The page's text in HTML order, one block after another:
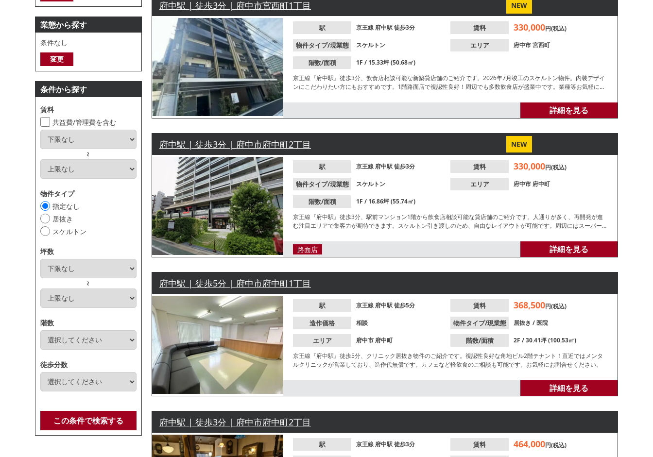
業態から探す
条件なし
変更
条件から探す
賃料
共益費/管理費を含む
～
物件タイプ
指定なし
居抜き
スケルトン
坪数
～
階数
徒歩分数
この条件で検索する
府中駅 | 徒歩3分 | 府中市宮西町1丁目 NEW
駅 京王線 府中駅徒歩3分 賃料 330,000円(税込)
物件タイプ/現業態 スケルトン エリア 府中市宮西町
階数/面積
1F / 15.33坪 (50.68㎡)
京王線『府中駅』徒歩3分、飲食店相談可能な新築貸店舗のご紹介です。2026年7月竣工のスケルトン物件。内装デザイ
ンにこだわりたい方にもおすすめです。1階路面店で視認性良好！周辺でも多数飲食店が盛業中です。業種等お気軽にお
詳細を見る
府中駅 | 徒歩3分 | 府中市府中町2丁目 NEW
駅 京王線 府中駅徒歩3分 賃料 330,000円(税込)
物件タイプ/現業態 スケルトン エリア 府中市 府中町
階数/面積
1F / 16.86坪 (55.74㎡)
京王線『府中駅』徒歩3分、駅前マンション1階から飲食店相談可能な貸店舗のご紹介です。人通りが多く、再開発が進
む注目エリアで集客力が期待できます。スケルトン引き渡しのため、自由なレイアウトが可能です。周辺にはスーパーや
路面店 詳細を見る
府中駅 | 徒歩5分 | 府中市府中町1丁目
駅 京王線 府中駅徒歩5分 賃料 368,500円(税込)
造作価格 相談 物件タイプ/現業態 居抜き /医院
エリア 府中市 府中町 階数/面積
2F / 30.41坪 (100.53㎡)
京王線『府中駅』徒歩5分、クリニック居抜き物件のご紹介です。視認性良好な角地ビル2階テナント！直近ではメンタ
ルクリニックが営業しており、造作代無償です。カフェなど軽飲食のご相談も可能です。お気軽にお問合せください。
詳細を見る
府中駅 | 徒歩3分 | 府中市府中町2丁目
駅 京王線 府中駅徒歩3分 賃料 464,000円(税込)